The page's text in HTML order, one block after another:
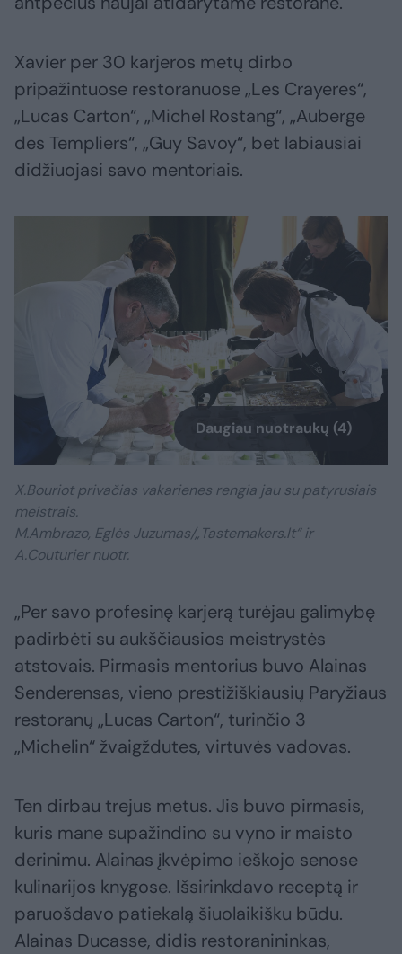
Xavier per 30 karjeros metų dirbo
pripažintuose restoranuose „Les Crayeres“,
„Lucas Carton“, „Michel Rostang“, „Auberge
des Templiers“, „Guy Savoy“, bet labiausiai
didžiuojasi savo mentoriais.
Daugiau nuotraukų (4)
X.Bouriot privačias vakarienes rengia jau su patyrusiais
meistrais.
M.Ambrazo, Eglės Juzumas/„Tastemakers.lt“ ir
A.Couturier nuotr.
„Per savo profesinę karjerą turėjau galimybę
padirbėti su aukščiausios meistrystės
atstovais. Pirmasis mentorius buvo Alainas
Senderensas, vieno prestižiškiausių Paryžiaus
restoranų „Lucas Carton“, turinčio 3
„Michelin“ žvaigždutes, virtuvės vadovas.
Ten dirbau trejus metus. Jis buvo pirmasis,
kuris mane supažindino su vyno ir maisto
derinimu. Alainas įkvėpimo ieškojo senose
kulinarijos knygose. Išsirinkdavo receptą ir
paruošdavo patiekalą šiuolaikišku būdu.
Alainas Ducasse, didis restoranininkas,